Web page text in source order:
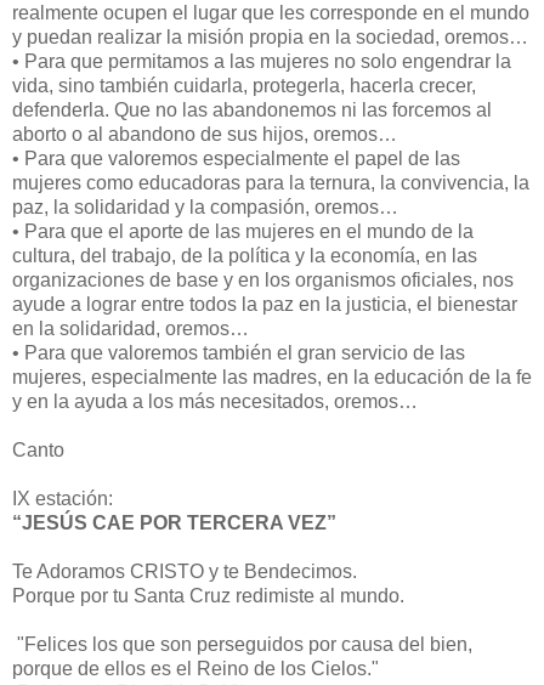
realmente ocupen el lugar que les corresponde en el mundo
y puedan realizar la misión propia en la sociedad, oremos…
• Para que permitamos a las mujeres no solo engendrar la
vida, sino también cuidarla, protegerla, hacerla crecer,
defenderla. Que no las abandonemos ni las forcemos al
aborto o al abandono de sus hijos, oremos…
• Para que valoremos especialmente el papel de las
mujeres como educadoras para la ternura, la convivencia, la
paz, la solidaridad y la compasión, oremos…
• Para que el aporte de las mujeres en el mundo de la
cultura, del trabajo, de la política y la economía, en las
organizaciones de base y en los organismos oficiales, nos
ayude a lograr entre todos la paz en la justicia, el bienestar
en la solidaridad, oremos…
• Para que valoremos también el gran servicio de las
mujeres, especialmente las madres, en la educación de la fe
y en la ayuda a los más necesitados, oremos…
Canto
IX estación:
“JESÚS CAE POR TERCERA VEZ”
Te Adoramos CRISTO y te Bendecimos.
Porque por tu Santa Cruz redimiste al mundo.
"Felices los que son perseguidos por causa del bien,
porque de ellos es el Reino de los Cielos."